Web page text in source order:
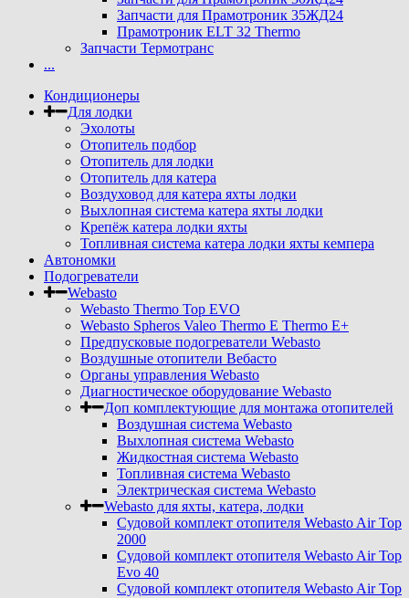
Запчасти для Прамотроник 35ЖД24
Прамотроник ELT 32 Thermo
Запчасти Термотранс
...
Кондиционеры
Для лодки
Эхолоты
Отопитель подбор
Отопитель для лодки
Отопитель для катера
Воздуховод для катера яхты лодки
Выхлопная система катера яхты лодки
Крепёж катера лодки яхты
Топливная система катера лодки яхты кемпера
Автономки
Подогреватели
Webasto
Webasto Thermo Top EVO
Webasto Spheros Valeo Thermo E Thermo E+
Предпусковые подогреватели Webasto
Воздушные отопители Вебасто
Органы управления Webasto
Диагностическое оборудование Webasto
Доп комплектующие для монтажа отопителей
Воздушная система Webasto
Выхлопная система Webasto
Жидкостная система Webasto
Топливная система Webasto
Электрическая система Webasto
Webasto для яхты, катера, лодки
Судовой комплект отопителя Webasto Air Top
2000
Судовой комплект отопителя Webasto Air Top
Evo 40
Судовой комплект отопителя Webasto Air Top